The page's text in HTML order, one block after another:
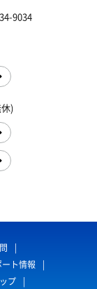
9034
)
ト情報
プ